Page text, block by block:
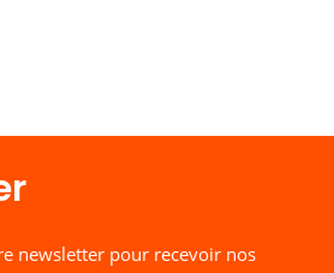
newsletter pour recevoir nos